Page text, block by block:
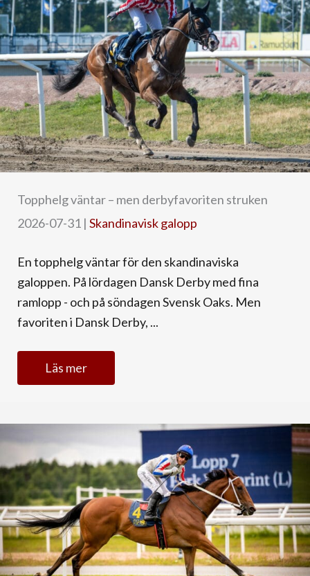
Topphelg väntar – men derbyfavoriten struken
2026-07-31 | Skandinavisk galopp
En topphelg väntar för den skandinaviska
galoppen. På lördagen Dansk Derby med fina
ramlopp - och på söndagen Svensk Oaks. Men
favoriten i Dansk Derby, ...
Läs mer